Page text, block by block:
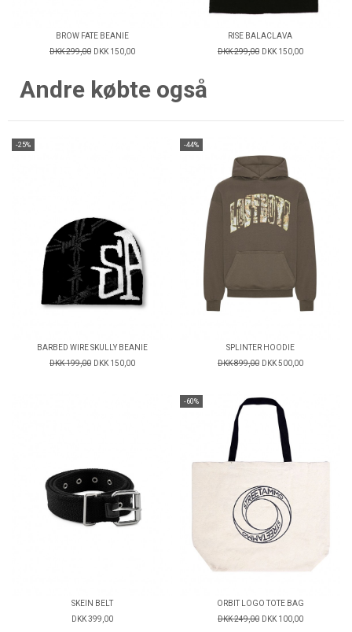
BROW FATE BEANIE
DKK 299,00 DKK 150,00
RISE BALACLAVA
DKK 299,00 DKK 150,00
Andre købte også
-25%
BARBED WIRE SKULLY BEANIE
DKK 199,00 DKK 150,00
-44%
SPLINTER HOODIE
DKK 899,00 DKK 500,00
SKEIN BELT
DKK 399,00
-60%
ORBIT LOGO TOTE BAG
DKK 249,00 DKK 100,00